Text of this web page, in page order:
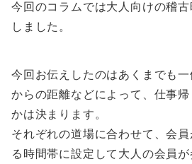
今回のコラムでは大人向けの稽古
しました。
今回お伝えしたのはあくまでも
からの距離などによって、仕事帰
かは決まります。
それぞれの道場に合わせて、会
る時間帯に設定して大人の会員